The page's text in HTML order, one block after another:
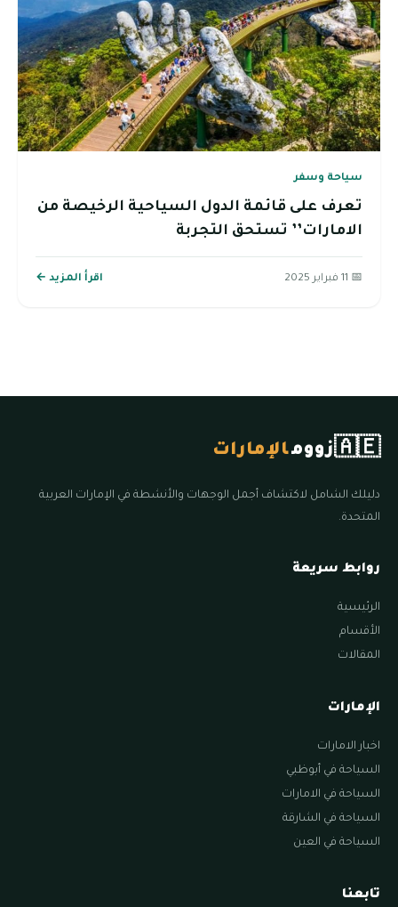
سياحة وسفر
تعرف على قائمة الدول السياحية الرخيصة من
الامارات’’ تستحق التجربة
📅 11 فبراير 2025 اقرأ المزيد ←
🇦🇪زوومالإمارات
دليلك الشامل لاكتشاف أجمل الوجهات والأنشطة في الإمارات العربية
المتحدة.
روابط سريعة
الرئيسية
الأقسام
المقالات
الإمارات
اخبار الامارات
السياحة في أبوظبي
السياحة في الامارات
السياحة في الشارقة
السياحة في العين
تابعنا